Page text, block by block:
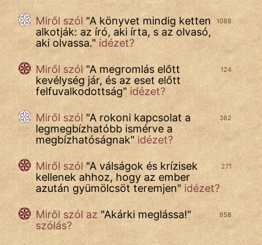
Komédia
Kötelező
Legenda
Mitológia
És
Elbeszélés
1088
Miről szól "A könyvet mindig ketten
alkotják: az író, aki írta, s az olvasó,
aki olvassa." idézet?
124
Miről szól "A megromlás előtt
kevélység jár, és az eset előtt
felfuvalkodottság" idézet?
382
Miről szól "A rokoni kapcsolat a
legmegbízhatóbb ismérve a
megbízhatóságnak" idézet?
271
Miről szól "A válságok és krízisek
kellenek ahhoz, hogy az ember
azután gyümölcsöt teremjen" idézet?
958
Miről szól az "Akárki meglássa!"
szólás?